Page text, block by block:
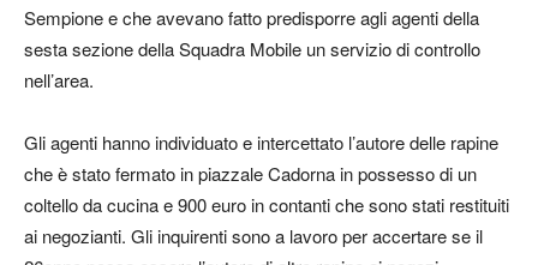
Sempione e che avevano fatto predisporre agli agenti della
sesta sezione della Squadra Mobile un servizio di controllo
nell’area.
Gli agenti hanno individuato e intercettato l’autore delle rapine
che è stato fermato in piazzale Cadorna in possesso di un
coltello da cucina e 900 euro in contanti che sono stati restituiti
ai negozianti. Gli inquirenti sono a lavoro per accertare se il